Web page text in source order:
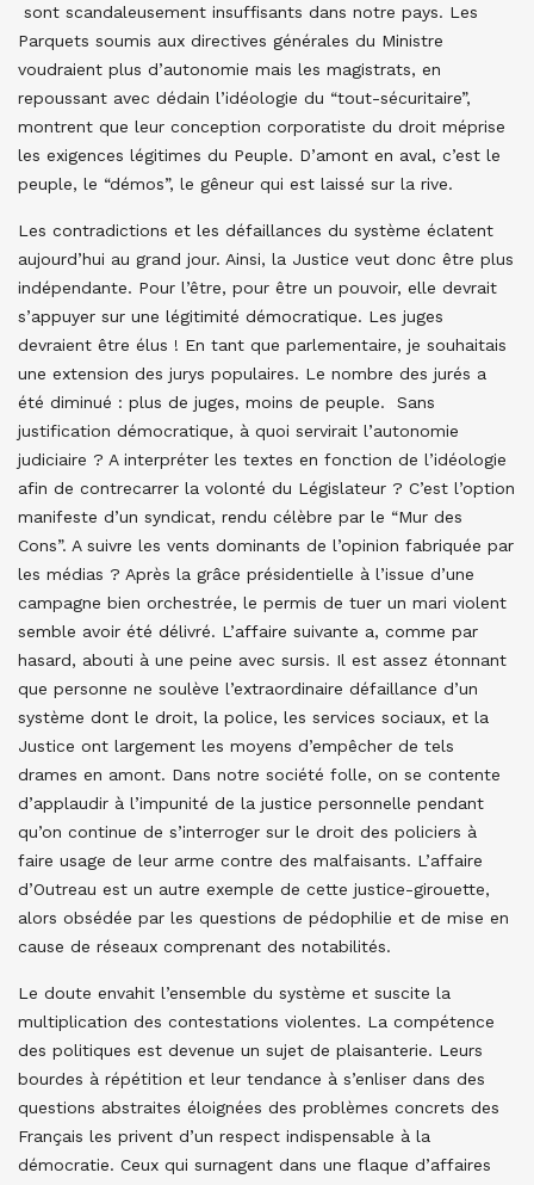
sont scandaleusement insuffisants dans notre pays. Les
Parquets soumis aux directives générales du Ministre
voudraient plus d’autonomie mais les magistrats, en
repoussant avec dédain l’idéologie du “tout-sécuritaire”,
montrent que leur conception corporatiste du droit méprise
les exigences légitimes du Peuple. D’amont en aval, c’est le
peuple, le “démos”, le gêneur qui est laissé sur la rive.
Les contradictions et les défaillances du système éclatent
aujourd’hui au grand jour. Ainsi, la Justice veut donc être plus
indépendante. Pour l’être, pour être un pouvoir, elle devrait
s’appuyer sur une légitimité démocratique. Les juges
devraient être élus ! En tant que parlementaire, je souhaitais
une extension des jurys populaires. Le nombre des jurés a
été diminué : plus de juges, moins de peuple. Sans
justification démocratique, à quoi servirait l’autonomie
judiciaire ? A interpréter les textes en fonction de l’idéologie
afin de contrecarrer la volonté du Législateur ? C’est l’option
manifeste d’un syndicat, rendu célèbre par le “Mur des
Cons”. A suivre les vents dominants de l’opinion fabriquée par
les médias ? Après la grâce présidentielle à l’issue d’une
campagne bien orchestrée, le permis de tuer un mari violent
semble avoir été délivré. L’affaire suivante a, comme par
hasard, abouti à une peine avec sursis. Il est assez étonnant
que personne ne soulève l’extraordinaire défaillance d’un
système dont le droit, la police, les services sociaux, et la
Justice ont largement les moyens d’empêcher de tels
drames en amont. Dans notre société folle, on se contente
d’applaudir à l’impunité de la justice personnelle pendant
qu’on continue de s’interroger sur le droit des policiers à
faire usage de leur arme contre des malfaisants. L’affaire
d’Outreau est un autre exemple de cette justice-girouette,
alors obsédée par les questions de pédophilie et de mise en
cause de réseaux comprenant des notabilités.
Le doute envahit l’ensemble du système et suscite la
multiplication des contestations violentes. La compétence
des politiques est devenue un sujet de plaisanterie. Leurs
bourdes à répétition et leur tendance à s’enliser dans des
questions abstraites éloignées des problèmes concrets des
Français les privent d’un respect indispensable à la
démocratie. Ceux qui surnagent dans une flaque d’affaires